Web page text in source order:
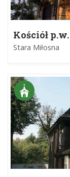
Kościół
Stara Miłosna